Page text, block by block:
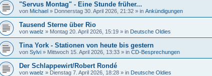
"Servus Montag" - Eine Stunde früher...
von Michael » Donnerstag 30. April 2026, 21:32 » in Ankündigungen
Tausend Sterne über Rio
von waelz » Montag 20. April 2026, 15:19 » in Deutsche Oldies
Tina York - Stationen von heute bis gestern
von Sylvi » Mittwoch 15. April 2026, 13:33 » in CD-Besprechungen
Der Schlappewirt/Robert Rondé
von waelz » Dienstag 7. April 2026, 18:28 » in Deutsche Oldies